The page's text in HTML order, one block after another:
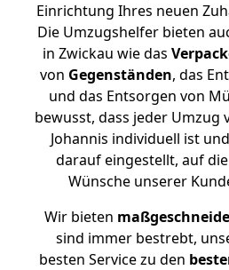
Einrichtung Ihres neuen
Die Umzugshelfer bieten
in Zwickau wie das
von Gegenständen, das
und das Entsorgen von
bewusst, dass jeder Umzug
Johannis individuell ist
darauf eingestellt, auf
Wünsche unserer
Wir bieten
sind immer bestrebt,
besten Service zu den